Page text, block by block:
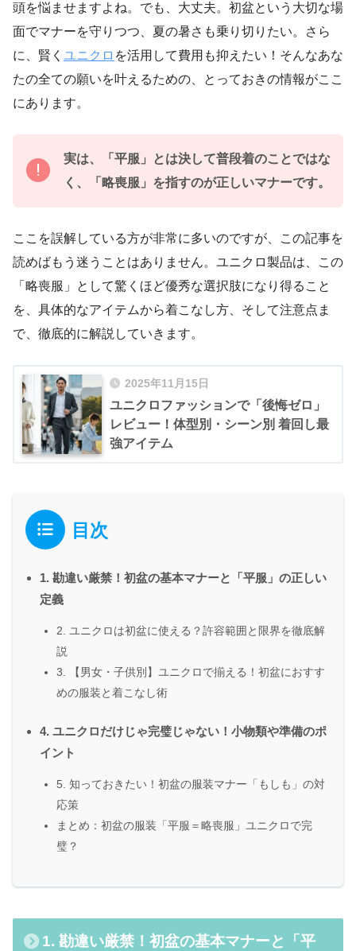
頭を悩ませますよね。でも、大丈夫。初盆という大切な場
面でマナーを守りつつ、夏の暑さも乗り切りたい。さら
に、賢く ユニクロ を活用して費用も抑えたい！そんなあな
たの全ての願いを叶えるための、とっておきの情報がここ
にあります。
実は、「平服」とは決して普段着のことではな
く、「略喪服」を指すのが正しいマナーです。
ここを誤解している方が非常に多いのですが、この記事を
読めばもう迷うことはありません。ユニクロ製品は、この
「略喪服」として驚くほど優秀な選択肢になり得ること
を、具体的なアイテムから着こなし方、そして注意点ま
で、徹底的に解説していきます。
2025年11月15日
ユニクロファッションで「後悔ゼロ」
レビュー！体型別・シーン別 着回し最
強アイテム
目次
1. 勘違い厳禁！初盆の基本マナーと「平服」の正しい
定義
2. ユニクロは初盆に使える？許容範囲と限界を徹底解
説
3. 【男女・子供別】ユニクロで揃える！初盆におすす
めの服装と着こなし術
4. ユニクロだけじゃ完璧じゃない！小物類や準備のポ
イント
5. 知っておきたい！初盆の服装マナー「もしも」の対
応策
まとめ：初盆の服装「平服＝略喪服」ユニクロで完
璧？
1. 勘違い厳禁！初盆の基本マナーと「平